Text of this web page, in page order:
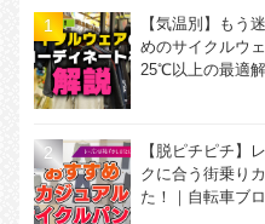
【気温別】もう
めのサイクルウ
25℃以上の最適
【脱ピチピチ】
クに合う街乗り
た！｜自転車ブ